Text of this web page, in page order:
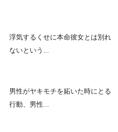
浮気するくせに本命彼女とは別れ
ないという...
男性がヤキモチを妬いた時にとる
行動、男性...